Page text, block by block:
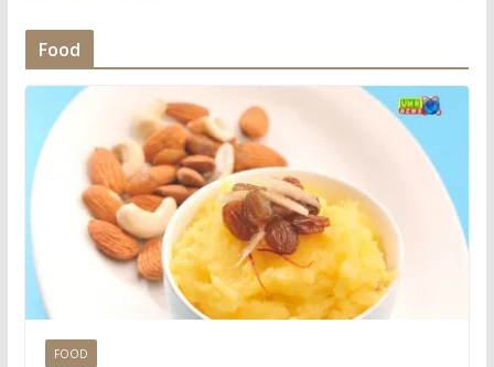
Food
FOOD